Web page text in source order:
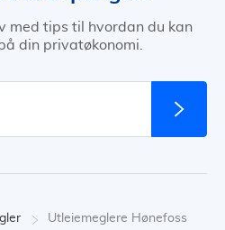
med tips til hvordan du kan
din privatøkonomi.
Utleiemeglere Hønefoss